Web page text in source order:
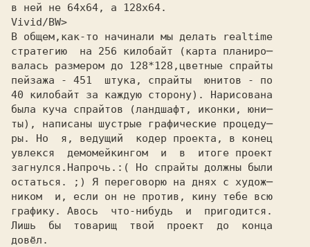
в ней не 64х64, а 128х64.
Vivid/BW>
В общем,как-то начинали мы делать realtime
стратегию  на 256 килобайт (карта планиро─
валась размером до 128*128,цветные спрайты
пейзажа - 451  штука, спрайты  юнитов - по
40 килобайт за каждую сторону). Hарисована
была куча спрайтов (ландшафт, иконки, юни─
ты), написаны шустрые графические процеду─
ры. Hо  я, ведущий  кодер проекта, в конец
увлекся  демомейкингом  и  в  итоге проект
загнулся.Hапрочь.:( Hо спрайты должны были
остаться. ;) Я переговорю на днях с худож─
ником  и, если он не против, кину тебе всю
графику. Авось  что-нибудь  и  пригодится.
Лишь  бы  товарищ  твой  проект  до  конца
довёл.